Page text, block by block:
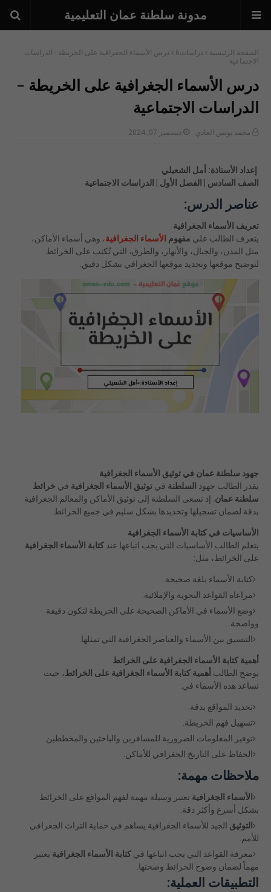
مدونة سلطنة عمان التعليمية
الصفحة الرئيسية دراسات6
درس الأسماء الجغرافية على الخريطة - الدراسات
الاجتماعية
درس الأسماء الجغرافية على الخريطة -
الدراسات الاجتماعية
محمد يونس الغادي ديسمبر 07, 2024
إعداد الأستاذة: أمل الشعيلي
الصف السادس | الفصل الأول | الدراسات الاجتماعية
عناصر الدرس:
تعريف الأسماء الجغرافية
يتعرف الطالب على مفهوم الأسماء الجغرافية، وهي أسماء الأماكن،
مثل المدن، والجبال، والأنهار، والطرق، التي تُكتب على الخرائط
لتوضيح موقعها وتحديد موقعها الجغرافي بشكل دقيق.
جهود سلطنة عمان في توثيق الأسماء الجغرافية
يقدر الطالب جهود
السلطنة في توثيق الأسماء الجغرافية في خرائط
سلطنة عمان . إذ تسعى السلطنة إلى توثيق الأماكن والمعالم الجغرافية
بدقة لضمان تسجيلها وتحديدها بشكل سليم في جميع الخرائط.
الأساسيات في كتابة الأسماء الجغرافية
يتعلم الطالب الأساسيات التي يجب اتباعها عند كتابة الأسماء الجغرافية
على الخرائط، مثل:
كتابة الأسماء بلغة صحيحة.
مراعاة القواعد النحوية والإملائية.
وضع الأسماء في الأماكن الصحيحة على الخريطة لتكون دقيقة
وواضحة.
التنسيق بين الأسماء والعناصر الجغرافية التي تمثلها.
أهمية كتابة الأسماء الجغرافية على الخرائط
يوضح الطالب أهمية كتابة الأسماء الجغرافية على الخرائط، حيث
تساعد هذه الأسماء في:
تحديد المواقع بدقة.
تسهيل فهم الخريطة.
توفير المعلومات الضرورية للمسافرين والباحثين والمخططين.
الحفاظ على التاريخ الجغرافي للأماكن.
ملاحظات مهمة:
الأسماء الجغرافية تعتبر وسيلة مهمة لفهم المواقع على الخرائط
بشكل أسرع وأكثر دقة.
التوثيق الجيد للأسماء الجغرافية يساهم في حماية التراث الجغرافي
للأمم.
معرفة القواعد التي يجب اتباعها في كتابة الأسماء الجغرافية يعتبر
مهماً لضمان وضوح الخرائط وصحتها.
التطبيقات العملية: